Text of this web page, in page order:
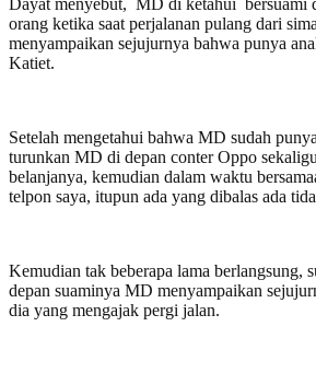
orang ketika saat perjalanan pulang dari
menyampaikan sejujurnya bahwa punya
Katiet.
Setelah mengetahui bahwa MD sudah
turunkan MD di depan conter Oppo
belanjanya, kemudian dalam waktu
telpon saya, itupun ada yang dibalas ada
Kemudian tak beberapa lama berlangsung,
depan suaminya MD menyampaikan
dia yang mengajak pergi jalan.